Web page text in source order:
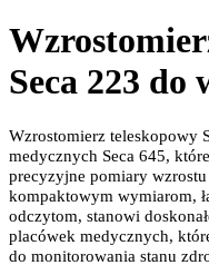
Seca 223 do
Wzrostomierz teleskopowy
medycznych Seca 645,
precyzyjne pomiary
kompaktowym wymiarom,
odczytom, stanowi
placówek medycznych,
do monitorowania stanu